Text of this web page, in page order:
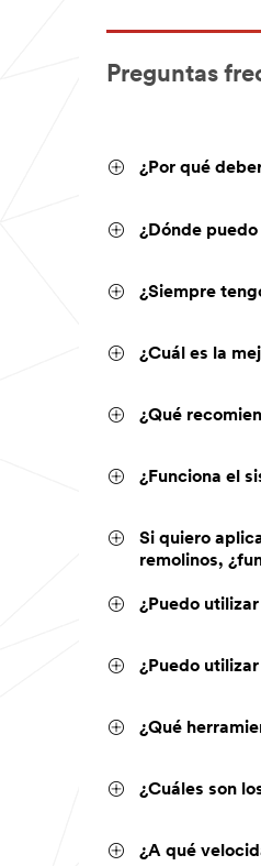
Preguntas
¿Por qué
¿Dónde
¿Siempre
¿Cuál es la
¿Qué
¿Funciona el
Si quiero
remolinos,
¿Puedo
¿Puedo
¿Qué
¿Cuáles son
¿A qué